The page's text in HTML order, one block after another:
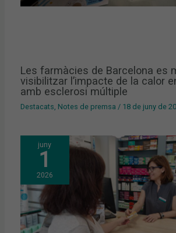
Les farmàcies de Barcelona es
visibilitzar l’impacte de la calor
amb esclerosi múltiple
Destacats Notes de premsa / 18 de juny de
juny
1
2026